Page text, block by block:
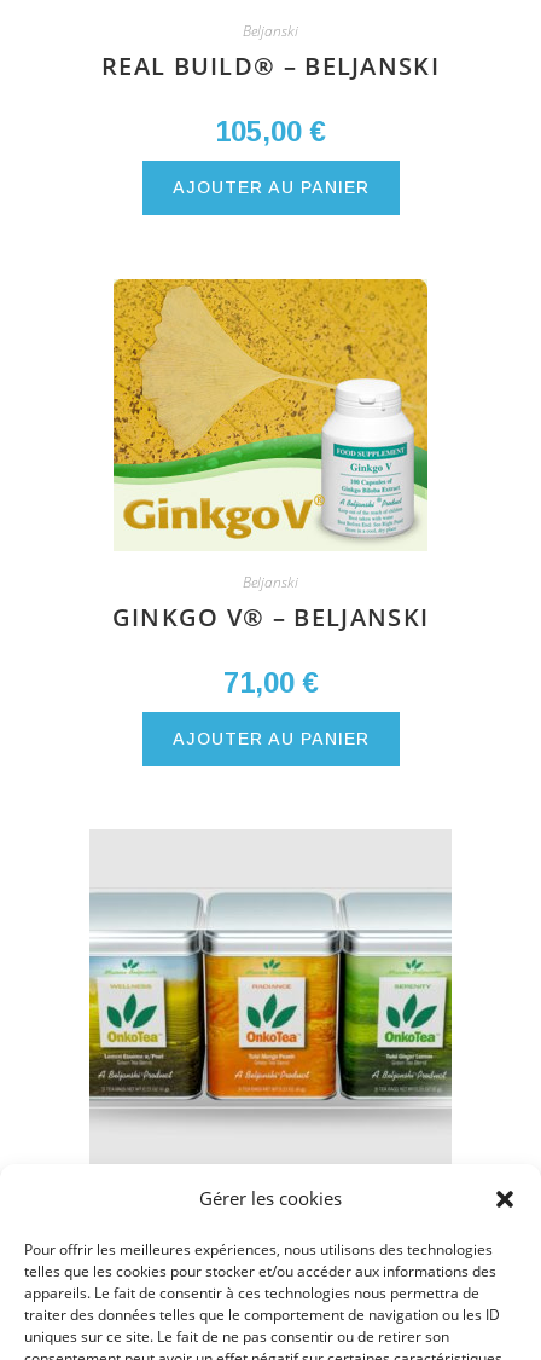
Gérer les cookies
Pour offrir les meilleures expériences, nous utilisons des technologies
telles que les cookies pour stocker et/ou accéder aux informations des
appareils. Le fait de consentir à ces technologies nous permettra de
traiter des données telles que le comportement de navigation ou les ID
uniques sur ce site. Le fait de ne pas consentir ou de retirer son
Beljanski
REAL BUILD® – BELJANSKI
105,00€
AJOUTER AU PANIER
Beljanski
GINKGO V® – BELJANSKI
71,00€
AJOUTER AU PANIER
ONKOTEA – COFFRET DÉCOUVERTE
14,00€